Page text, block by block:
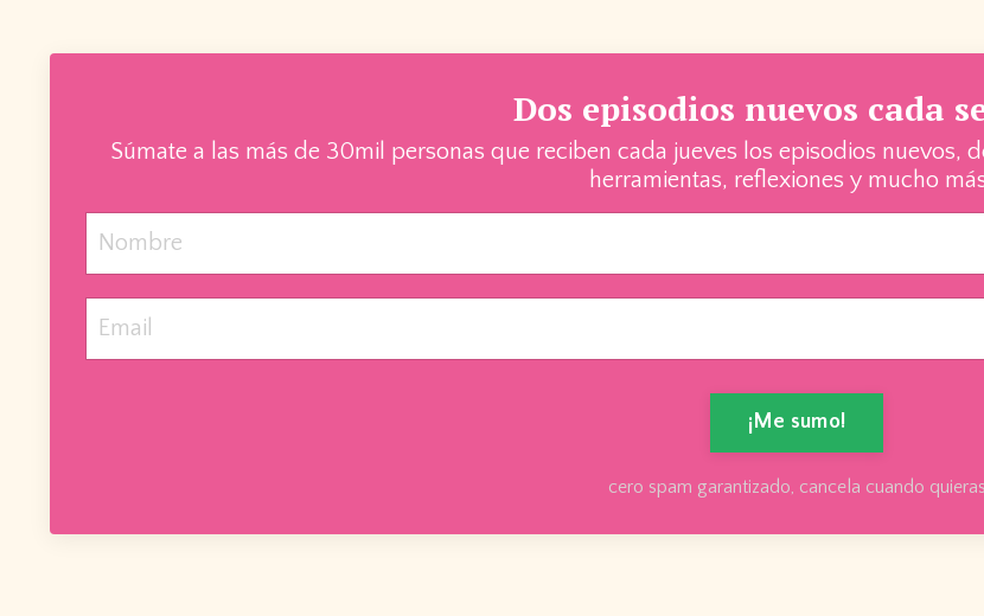
Dos episodios nuevos cada
Súmate a las más de 30mil personas que reciben cada jueves los episodios nuevos,
herramientas, reflexiones y mucho
¡Me sumo!
cero spam garantizado, cancela cuando quieras